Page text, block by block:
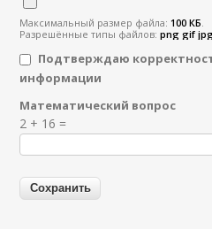
Максимальный размер файла:100 КБ.
Разрешённые типы файлов:png gif
Подтверждаю
информации
Я спамер
Математический вопрос
2 + 16 =